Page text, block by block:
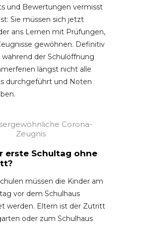
und Bewertungen vermisst
Sie müssen sich jetzt
ans Lernen mit Prüfungen,
gewöhnen. Definitiv
während der Schulöffnung
längst nicht alle
durchgeführt und Noten
Corona-
Zeugnis
erste Schultag ohne
müssen die Kinder am
vor dem Schulhaus
werden. Eltern ist der Zutritt
oder zum Schulhaus